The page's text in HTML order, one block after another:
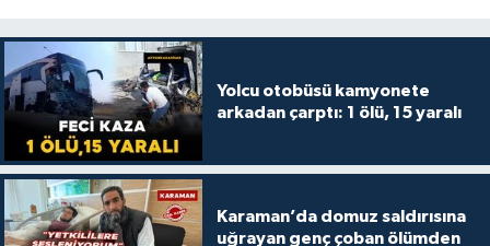
Yolcu otobüsü kamyonete
arkadan çarptı: 1 ölü, 15 yaralı
Karaman’da domuz saldırısına
uğrayan genç çoban ölümden